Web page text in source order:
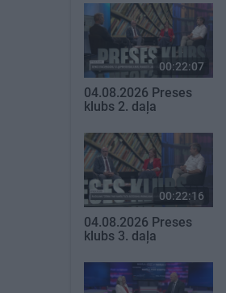
SKATĪT VISUS
00:22:07
04.08.2026 Preses
klubs 2. daļa
00:22:16
04.08.2026 Preses
klubs 3. daļa